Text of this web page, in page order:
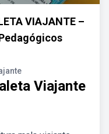
VIAJANTE –
Viajante